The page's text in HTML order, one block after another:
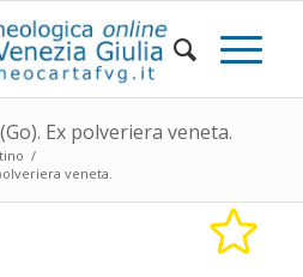
(Go). Ex polveriera veneta.
/
polveriera veneta.